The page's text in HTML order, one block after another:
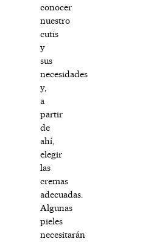
conocer
nuestro
cutis
y
sus
necesidades
y,
a
partir
de
ahí,
elegir
las
cremas
adecuadas.
Algunas
pieles
necesitarán